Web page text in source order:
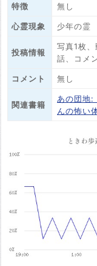
特徴 無し
心霊現象 少年の霊
投稿情報
写真1枚
話、コメ
コメント 無し
関連書籍
あの団地:
んの怖い